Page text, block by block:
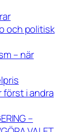
och politisk
– när
i andra
–